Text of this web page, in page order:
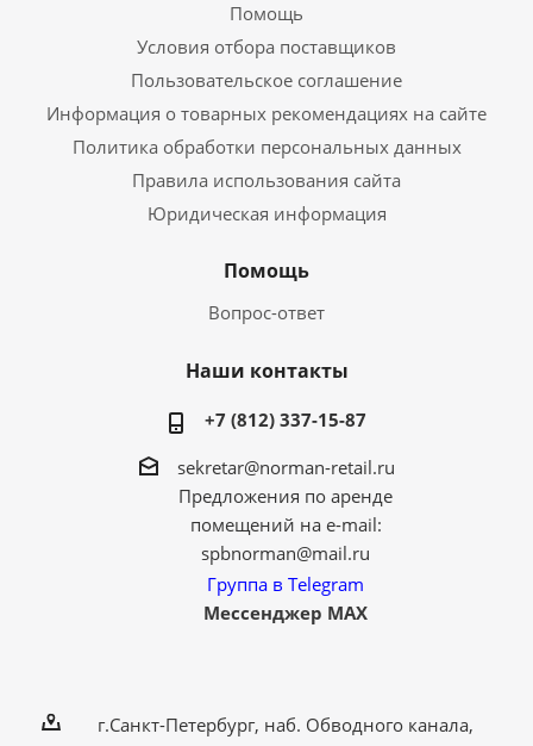
Помощь
Условия отбора поставщиков
Пользовательское соглашение
Информация о товарных рекомендациях на сайте
Политика обработки персональных данных
Правила использования сайта
Юридическая информация
Помощь
Вопрос-ответ
Наши контакты
+7 (812) 337-15-87
sekretar@norman-retail.ru
Предложения по аренде
помещений на e-mail:
spbnorman@mail.ru
Группа в Telegram
Мессенджер MAX
г.Санкт-Петербург, наб. Обводного канала,